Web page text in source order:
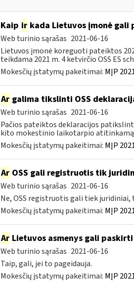
Kaip irkada Lietuvos įmonė
Web turinio sąrašas 2021-06-16
Lietuvos įmonė koreguoti pateiktos
teikdama 2021 m. 4 ketvirčio OSS ES
Mokesčių įstatymų pakeitimai: MĮP
Argalima tikslinti OSS
Web turinio sąrašas 2021-06-16
Pačios pateiktos deklaracijos
kito mokestinio laikotarpio atitinkamą
Mokesčių įstatymų pakeitimai: MĮP
ArOSS gali registruotis tik
Web turinio sąrašas 2021-06-16
Ne, OSS registruotis gali tiek juridiniai,
Mokesčių įstatymų pakeitimai: MĮP
ArLietuvos asmenys gali
Web turinio sąrašas 2021-06-16
Taip, gali, jei to pageidauja.
Mokesčių įstatymų pakeitimai: MĮP